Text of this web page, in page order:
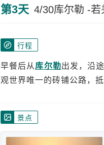
第3天 4/30库尔勒 -
行程
早餐后从 库尔勒出发，沿
观世界唯一的砖铺公路，抵
景点